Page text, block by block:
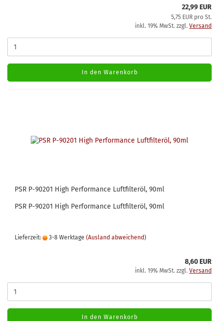
22,99 EUR
5,75 EUR pro St.
inkl. 19% MwSt. zzgl. Versand
In den Warenkorb
PSR P-90201 High Performance Luftfilteröl, 90ml
PSR P-90201 High Performance Luftfilteröl, 90ml
Lieferzeit: 3-8 Werktage (Ausland abweichend)
8,60 EUR
inkl. 19% MwSt. zzgl. Versand
In den Warenkorb